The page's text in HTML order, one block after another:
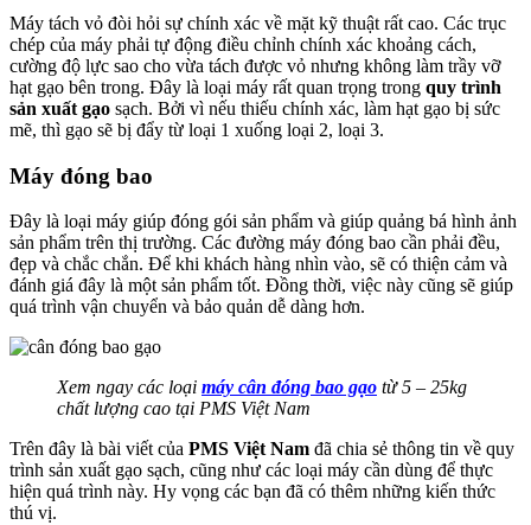
Máy tách vỏ đòi hỏi sự chính xác về mặt kỹ thuật rất cao. Các trục
chép của máy phải tự động điều chỉnh chính xác khoảng cách,
cường độ lực sao cho vừa tách được vỏ nhưng không làm trầy vỡ
hạt gạo bên trong. Đây là loại máy rất quan trọng trong quy trình
sản xuất gạo sạch. Bởi vì nếu thiếu chính xác, làm hạt gạo bị sức
mẽ, thì gạo sẽ bị đẩy từ loại 1 xuống loại 2, loại 3.
Máy đóng bao
Đây là loại máy giúp đóng gói sản phẩm và giúp quảng bá hình ảnh
sản phẩm trên thị trường. Các đường máy đóng bao cần phải đều,
đẹp và chắc chắn. Để khi khách hàng nhìn vào, sẽ có thiện cảm và
đánh giá đây là một sản phẩm tốt. Đồng thời, việc này cũng sẽ giúp
quá trình vận chuyển và bảo quản dễ dàng hơn.
Xem ngay các loại máy cân đóng bao gạo từ 5 – 25kg
chất lượng cao tại PMS Việt Nam
Trên đây là bài viết của PMS Việt Nam đã chia sẻ thông tin về quy
trình sản xuất gạo sạch, cũng như các loại máy cần dùng để thực
hiện quá trình này. Hy vọng các bạn đã có thêm những kiến thức
thú vị.